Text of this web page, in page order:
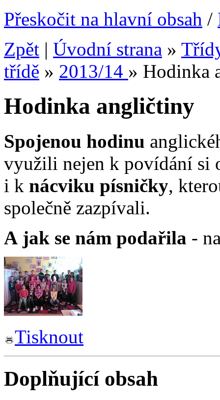
Přeskočit na hlavní obsah /
Zpět | Úvodní strana »
třídě » 2013/14 » Hodinka
Hodinka angličtiny
Spojenou hodinu
využili nejen k povídání si
i k nácviku písničky,
společně zazpívali.
A jak se nám podařila -
Tisknout
Doplňující obsah